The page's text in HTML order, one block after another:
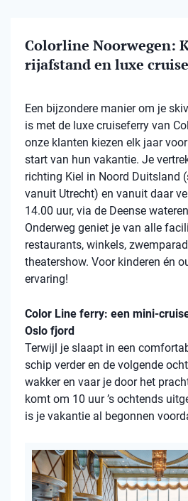
Colorline Noorwegen:
rijafstand en luxe
Een bijzondere manier om je
is met de luxe cruiseferry van
onze klanten kiezen elk jaar
start van hun vakantie. Je
richting Kiel in Noord Duitsland
vanuit Utrecht) en vanuit daar
14.00 uur, via de Deense
Onderweg geniet je van alle
restaurants, winkels,
theatershow. Voor kinderen én
ervaring!
Color Line ferry: een mini-
Oslo fjord
Terwijl je slaapt in een
schip verder en de volgende
wakker en vaar je door het
komt om 10 uur ’s ochtends
is je vakantie al begonnen